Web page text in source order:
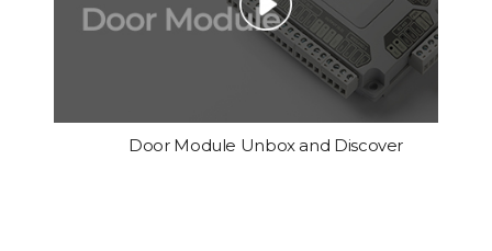
Door Module Unbox and Discover